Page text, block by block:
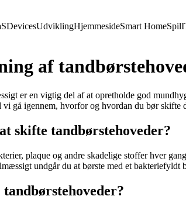
DevicesUdviklingHjemmesideSmart HomeSpil
af
er en vigtig del af at opretholde god
gå igennem, hvorfor og hvordan du bør skifte
skifte tandbørstehoveder?
plaque og andre skadelige stoffer hver
undgår du at børste med et